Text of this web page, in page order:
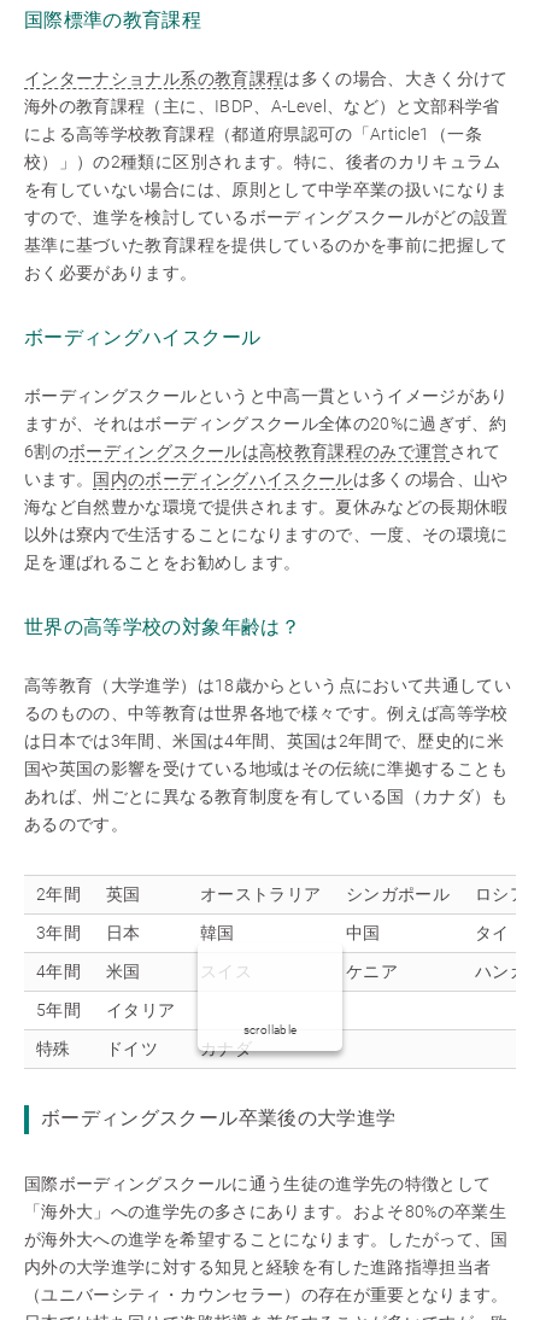
国際標準の教育課程
インターナショナル系の教育課程は多くの場合、大きく分けて
海外の教育課程（主に、IBDP、A-Level、など）と文部科学省
による高等学校教育課程（都道府県認可の「Article1（一条
校）」）の2種類に区別されます。特に、後者のカリキュラム
を有していない場合には、原則として中学卒業の扱いになりま
すので、進学を検討しているボーディングスクールがどの設置
基準に基づいた教育課程を提供しているのかを事前に把握して
おく必要があります。
ボーディングハイスクール
ボーディングスクールというと中高一貫というイメージがあり
ますが、それはボーディングスクール全体の20%に過ぎず、約
6割のボーディングスクールは高校教育課程のみで運営されて
います。 国内のボーディングハイスクールは多くの場合、山や
海など自然豊かな環境で提供されます。夏休みなどの長期休暇
以外は寮内で生活することになりますので、一度、その環境に
足を運ばれることをお勧めします。
世界の高等学校の対象年齢は？
高等教育（大学進学）は18歳からという点において共通してい
るのものの、中等教育は世界各地で様々です。例えば高等学校
は日本では3年間、米国は4年間、英国は2年間で、歴史的に米
国や英国の影響を受けている地域はその伝統に準拠することも
あれば、州ごとに異なる教育制度を有している国（カナダ）も
あるのです。
2年間 英国 オーストラリア シンガポール
ロシア
3年間
日本 韓国 中国
タイ
4年間
米国 スイス ケニア
ハンガ
5年間
イタリア
特殊
ドイツ カナダ
scrollable
ボーディングスクール卒業後の大学進学
国際ボーディングスクールに通う生徒の進学先の特徴として
「海外大」への進学先の多さにあります。およそ80%の卒業生
が海外大への進学を希望することになります。したがって、国
内外の大学進学に対する知見と経験を有した進路指導担当者
（ユニバーシティ・カウンセラー）の存在が重要となります。